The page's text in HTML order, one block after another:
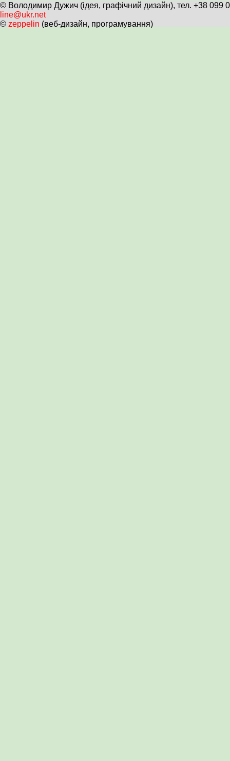
© Володимир Дужич (ідея, графічний дизайн), тел. +38 099
line@ukr.net
© zeppelin (веб-дизайн, програмування)